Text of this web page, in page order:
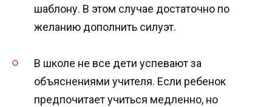
шаблону. В этом случае достаточно по
желанию дополнить силуэт.
В школе не все дети успевают за
объяснениями учителя. Если ребенок
предпочитает учиться медленно, но